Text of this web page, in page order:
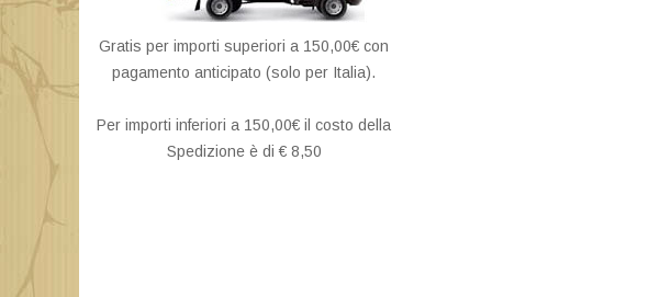
Gratis per importi superiori a 150,00€ con
pagamento anticipato (solo per Italia).
Per importi inferiori a 150,00€ il costo della
Spedizione è di € 8,50